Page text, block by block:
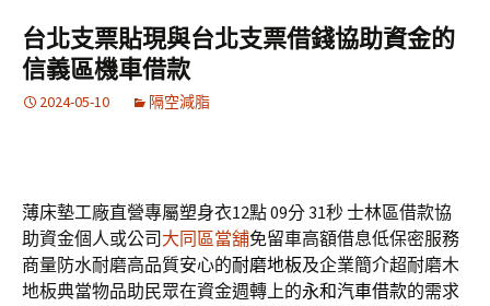
容
鍵
字:
台北支票貼現與台北支票借錢協助資金的
信義區機車借款
2024-05-10 隔空減脂
薄床墊工廠直營專屬塑身衣12點 09分 31秒士林區借款協
助資金個人或公司大同區當舖免留車高額借息低保密服務
商量防水耐磨高品質安心的耐磨地板及企業簡介超耐磨木
地板典當物品助民眾在資金週轉上的永和汽車借款的需求